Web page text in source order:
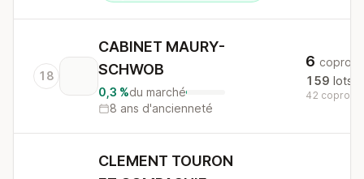
18
CABINET MAURY-
SCHWOB
0,3 %du marché
8 ans d'ancienneté
6 copros
159 lots
42 copros
CLEMENT TOURON